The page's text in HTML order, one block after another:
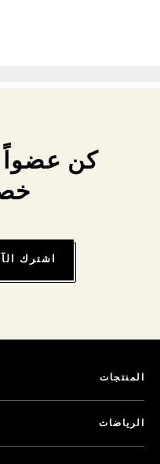
كن
خصم
اشترك
المنتجات
الرياضات